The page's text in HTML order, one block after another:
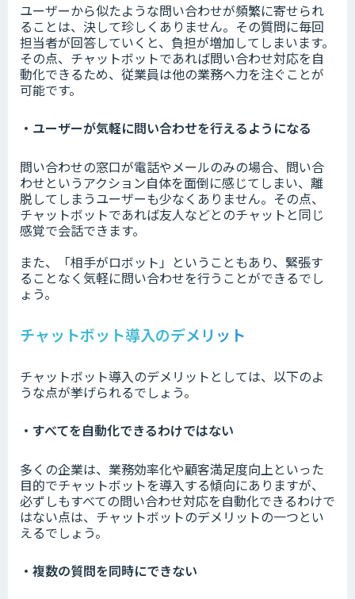
ユーザーから似たような問い合わせが頻繁に寄せられ
ることは、決して珍しくありません。その質問に毎回
担当者が回答していくと、負担が増加してしまいます。
その点、チャットボットであれば問い合わせ対応を自
動化できるため、従業員は他の業務へ力を注ぐことが
可能です。
・ユーザーが気軽に問い合わせを行えるようになる
問い合わせの窓口が電話やメールのみの場合、問い合
わせというアクション自体を面倒に感じてしまい、離
脱してしまうユーザーも少なくありません。その点、
チャットボットであれば友人などとのチャットと同じ
感覚で会話できます。
また、「相手がロボット」ということもあり、緊張す
ることなく気軽に問い合わせを行うことができるでし
ょう。
チャットボット導入のデメリット
チャットボット導入のデメリットとしては、以下のよ
うな点が挙げられるでしょう。
・すべてを自動化できるわけではない
多くの企業は、業務効率化や顧客満足度向上といった
目的でチャットボットを導入する傾向にありますが、
必ずしもすべての問い合わせ対応を自動化できるわけで
はない点は、チャットボットのデメリットの一つとい
えるでしょう。
・複数の質問を同時にできない